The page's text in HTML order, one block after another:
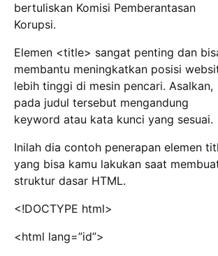
bertuliskan Komisi Pemberantasan
Korupsi.
Elemen <title> sangat penting dan
membantu meningkatkan posisi
lebih tinggi di mesin pencari. Asalkan,
pada judul tersebut mengandung
keyword atau kata kunci yang sesuai.
Inilah dia contoh penerapan elemen
yang bisa kamu lakukan saat
struktur dasar HTML.
<!DOCTYPE html>
<html lang=”id”>